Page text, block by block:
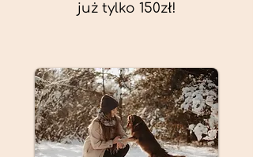
już tylko 150zł!